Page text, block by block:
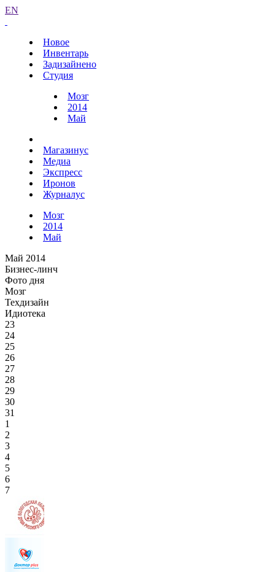
EN
Новое
Инвентарь
Задизайнено
Студия
Мозг
2014
Май
Магазинус
Медиа
Экспресс
Иронов
Журналус
Мозг
2014
Май
Май 2014
Бизнес-линч
Фото дня
Мозг
Техдизайн
Идиотека
23
24
25
26
27
28
29
30
31
1
2
3
4
5
6
7